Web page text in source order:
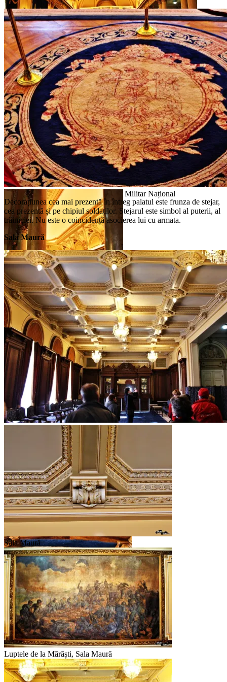
Sala de marmură a Palatului Cercului Militar
Național
Sala de marmură a
Palatului Cercului
Militar Național
Sala de marmură a Palatului Cercului Militar Național
Sala de marmură a Palatului Cercului Militar Național
Sala de marmură a Palatului Cercului
Militar Național
Decorațiunea cea mai prezentă în întreg palatul este frunza de stejar,
cea prezentă și pe chipiul soldaților. Stejarul este simbol al puterii, al
trăiniciei. Nu este o coincidență asocierea lui cu armata.
Sala Maură
Decorațiuni vikinge
Decorațiuni vikinge
Sala Maură
Luptele de la Mărăști, Sala Maură